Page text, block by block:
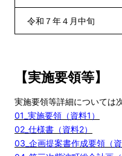
令和７年４月中旬
【実施要領等】
実施要領等詳細については
01_実施要領（資料1）
02_仕様書（資料2）
03_企画提案書作成要領（資